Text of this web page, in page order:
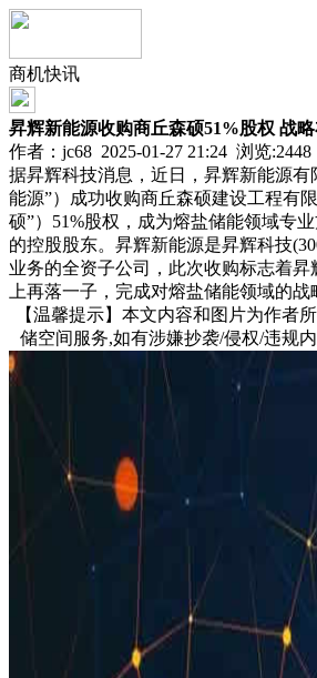
商机快讯
昇辉新能源收购商丘森硕51%股权 战
作者：jc68 2025-01-27 21:24 浏览:2448
据昇辉科技消息，近日，昇辉新能源有
能源”）成功收购商丘森硕建设工程有
硕”）51%股权，成为熔盐储能领域专
的控股股东。昇辉新能源是昇辉科技
业务的全资子公司，此次收购标志着昇
上再落一子，完成对熔盐储能领域的战
【温馨提示】本文内容和图片为作者
储空间服务,如有涉嫌抄袭/侵权/违规